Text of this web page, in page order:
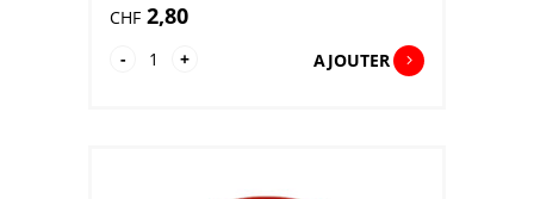
CHF 2,80
-
quantité
+ AJOUTER